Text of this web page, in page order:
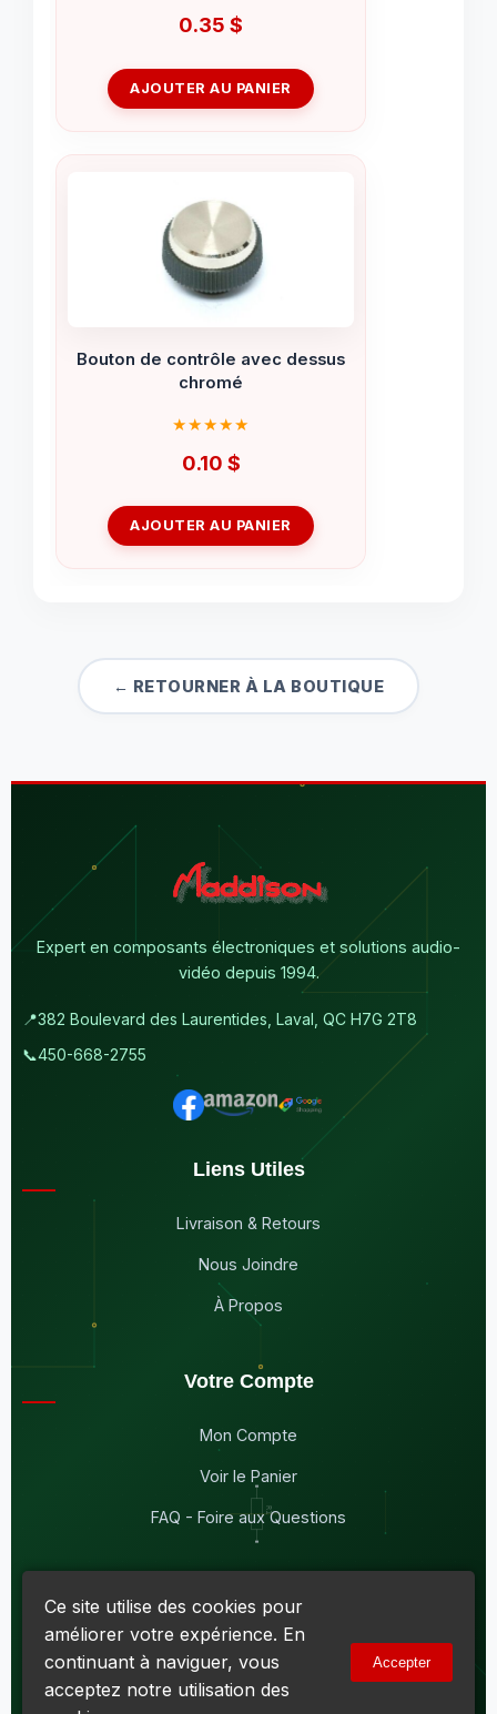
0.35 $
AJOUTER AU PANIER
Bouton de contrôle avec dessus
chromé
0.10 $
AJOUTER AU PANIER
← RETOURNER À LA BOUTIQUE
Expert en composants électroniques et solutions audio-
vidéo depuis 1994.
📍382 Boulevard des Laurentides, Laval, QC H7G 2T8
📞450-668-2755
Liens Utiles
Livraison & Retours
Nous Joindre
À Propos
Votre Compte
Mon Compte
Voir le Panier
FAQ - Foire aux Questions
© 2026Maddison Électronique Inc.
Politique de confidentialité & Cookies|
Conditions d'utilisation
Numéro d'entreprise du Québec (NEQ) :
Ce site utilise des cookies pour
améliorer votre expérience. En
continuant à naviguer, vous
acceptez notre utilisation des
Accepter